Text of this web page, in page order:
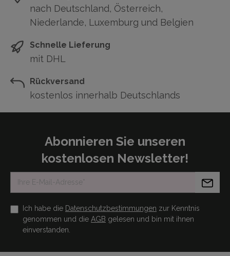
nach Deutschland, Österreich,
Niederlande, Luxemburg und Belgien
Schnelle Lieferung
mit DHL
Rückversand
kostenlos innerhalb Deutschlands
Abonnieren Sie unseren
kostenlosen Newsletter!
Ich habe die Datenschutzbestimmungen zur Kenntnis
genommen und die AGB gelesen und bin mit ihnen
einverstanden.